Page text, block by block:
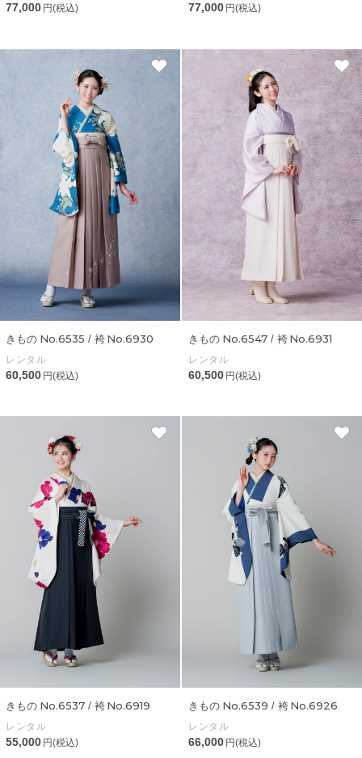
77,000 円(税込) 77,000 円(税込)
きもの No.6535 / 袴 No.6930
レンタル
60,500 円(税込)
きもの No.6547/ 袴 No.6931
レンタル
60,500 円(税込)
きもの No.6537/ 袴 No.6919
レンタル
55,000 円(税込)
きもの No.6539 / 袴 No.6926
レンタル
66,000 円(税込)